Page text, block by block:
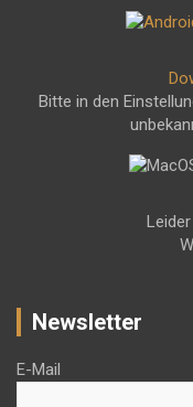
Bitte in den
Newsletter
E-Mail